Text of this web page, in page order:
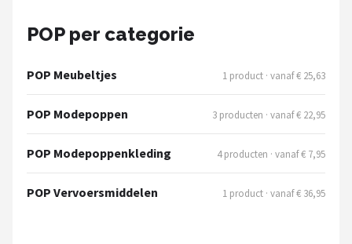
Mattel
POP per categorie
POP Meubeltjes 1 product · vanaf € 25,63
POP Modepoppen 3 producten · vanaf € 22,95
POP Modepoppenkleding 4 producten · vanaf € 7,95
POP Vervoersmiddelen 1 product · vanaf € 36,95